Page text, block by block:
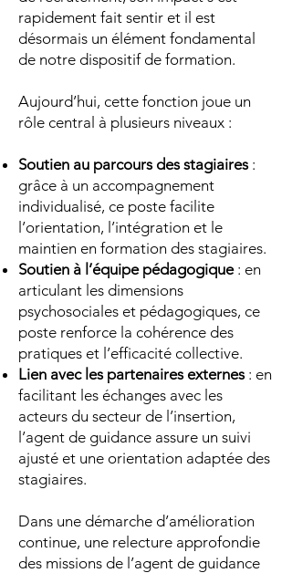
rapidement fait sentir et il est
désormais un élément fondamental
de notre dispositif de formation.
Aujourd’hui, cette fonction joue un
rôle central à plusieurs niveaux :
Soutien au parcours des stagiaires :
grâce à un accompagnement
individualisé, ce poste facilite
l’orientation, l’intégration et le
maintien en formation des stagiaires.
Soutien à l’équipe pédagogique: en
articulant les dimensions
psychosociales et pédagogiques, ce
poste renforce la cohérence des
pratiques et l’efficacité collective.
Lien avec les partenaires externes: en
facilitant les échanges avec les
acteurs du secteur de l’insertion,
l’agent de guidance assure un suivi
ajusté et une orientation adaptée des
stagiaires.
Dans une démarche d’amélioration
continue, une relecture approfondie
des missions de l’agent de guidance